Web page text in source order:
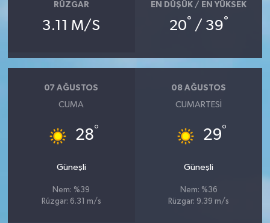
RÜZGAR
3.11 M/S
EN DÜŞÜK / EN YÜKSEK
20° / 39°
07 AĞUSTOS
CUMA
28°
Güneşli
Nem: %39
Rüzgar: 6.31 m/s
08 AĞUSTOS
CUMARTESI
29°
Güneşli
Nem: %36
Rüzgar: 9.39 m/s